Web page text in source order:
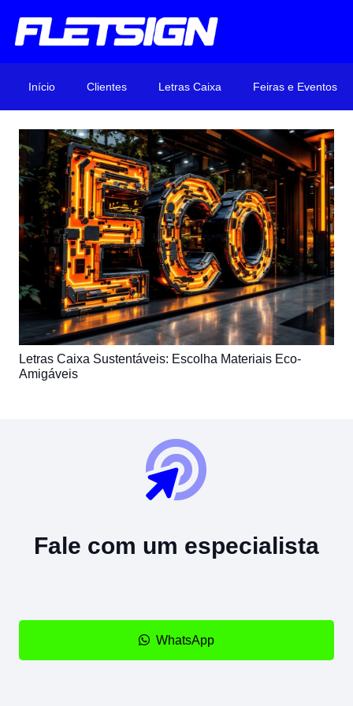
Início Clientes Letras Caixa Feiras e Eventos
Letras Caixa Sustentáveis: Escolha Materiais Eco-
Amigáveis
Fale com um especialista
WhatsApp